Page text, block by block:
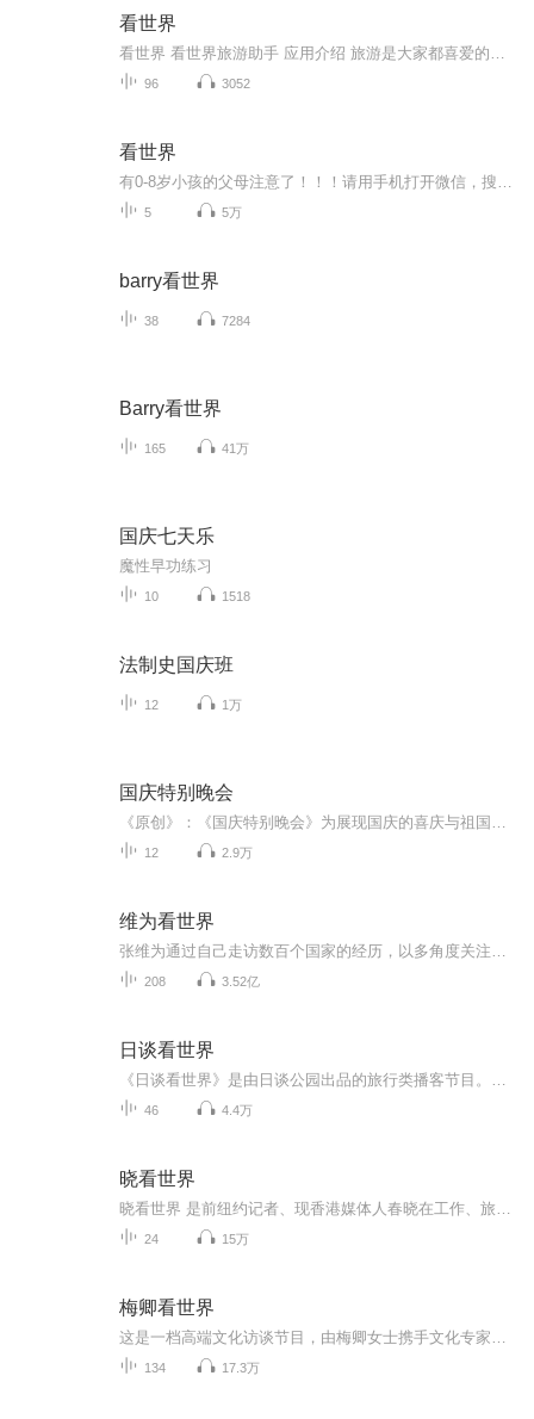
看世界
96 3052
看世界
5 5万
barry看世界
38 7284
Barry看世界
165 41万
国庆七天乐
魔性早功练习
10 1518
法制史国庆班
12 1万
国庆特别晚会
12 2.9万
维为看世界
208 3.52亿
日谈看世界
46 4.4万
晓看世界
24 15万
梅卿看世界
134 17.3万